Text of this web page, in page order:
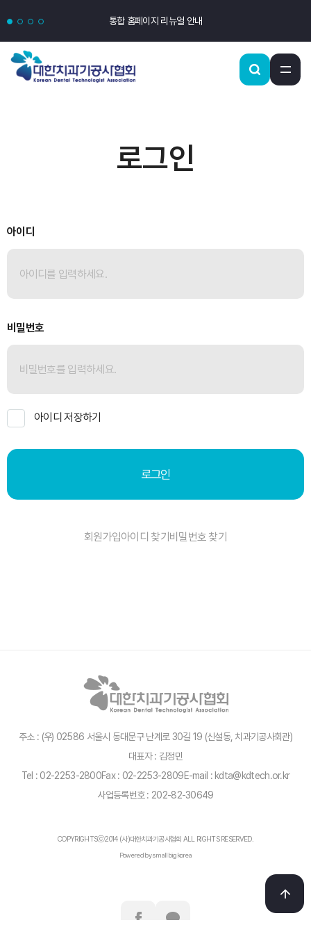
통합 홈페이지 리뉴얼 안내
로그인
아이디
비밀번호
아이디 저장하기
로그인
회원가입아이디 찾기비밀번호 찾기
주소 : (우) 02586 서울시 동대문구 난계로 30길 19 (신설동, 치과기공사회관)
대표자 : 김정민
Tel : 02-2253-2800Fax : 02-2253-2809E-mail : kdta@kdtech.or.kr
사업등록번호 : 202-82-30649
COPYRIGHTSⓒ2014 (사)대한치과기공사협회 ALL RIGHTS RESERVED.
Powered by smallbigkorea